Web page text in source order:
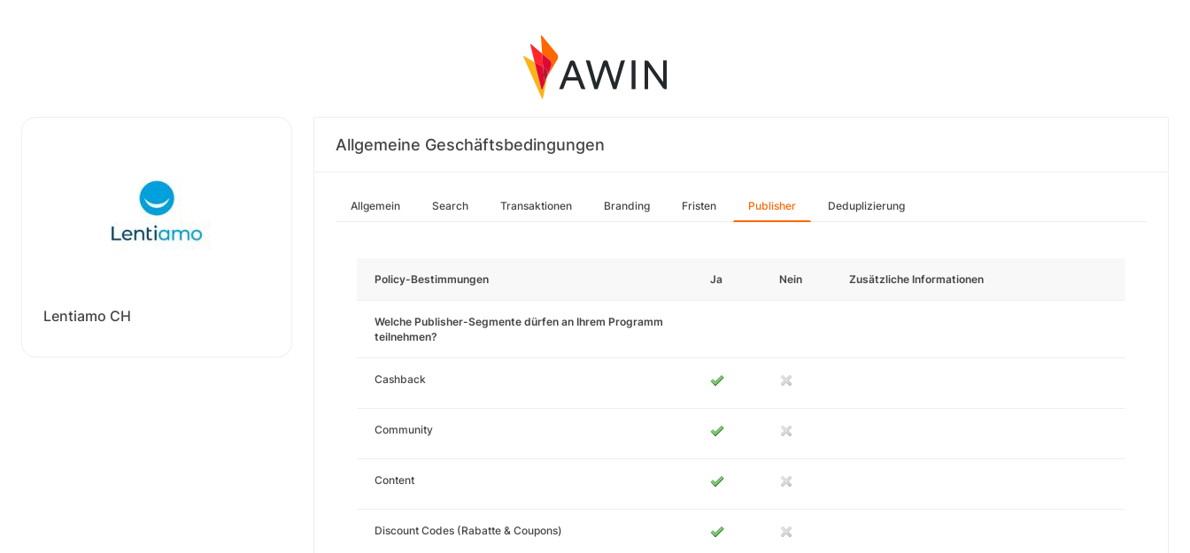
Lentiamo CH
Allgemeine Geschäftsbedingungen
Allgemein Search Transaktionen Branding Fristen Publisher Deduplizierung
Policy-Bestimmungen Ja Nein Zusätzliche Informationen
Welche Publisher-Segmente dürfen an Ihrem Programm
teilnehmen?
Cashback
Community
Content
Discount Codes (Rabatte & Coupons)